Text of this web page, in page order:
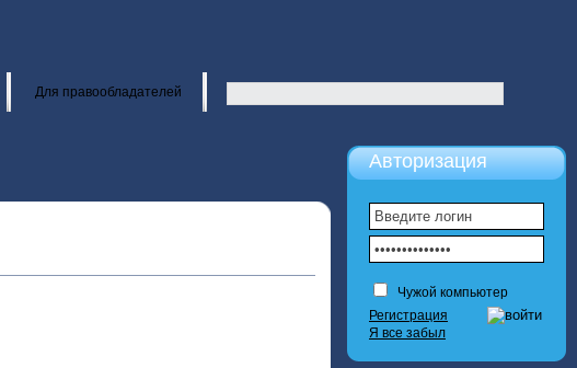
Для правообладателей
Авторизация
Чужой компьютер
Регистрация
Я все забыл